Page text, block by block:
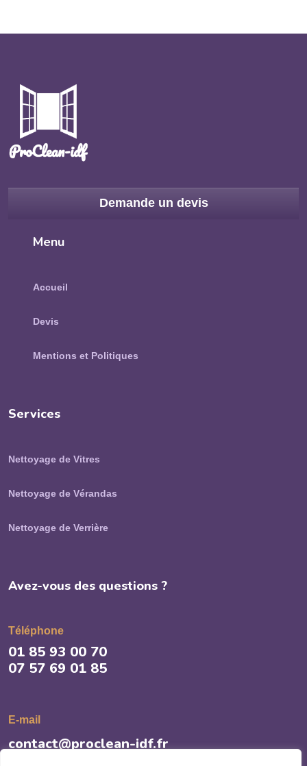
Demande un devis
Menu
Accueil
Devis
Mentions et Politiques
Services
Nettoyage de Vitres
Nettoyage de Vérandas
Nettoyage de Verrière
Avez-vous des questions ?
Téléphone
01 85 93 00 70
07 57 69 01 85
E-mail
contact@proclean-idf.fr